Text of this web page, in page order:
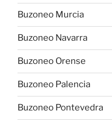
Buzoneo Murcia
Buzoneo Navarra
Buzoneo Orense
Buzoneo Palencia
Buzoneo Pontevedra